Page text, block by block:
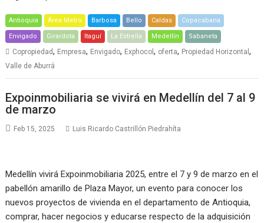
Antioquia Área Metro Barbosa Bello Caldas Copacabana
Envigado Girardota Itaguí La Estrella Medellín Sabaneta
Copropiedad, Empresa, Envigado, Exphocol, oferta, Propiedad Horizontal,
Valle de Aburrá
Expoinmobiliaria se vivirá en Medellín del 7 al 9
de marzo
Feb 15, 2025 Luis Ricardo Castrillón Piedrahíta
Medellín vivirá Expoinmobiliaria 2025, entre el 7 y 9 de marzo en el
pabellón amarillo de Plaza Mayor, un evento para conocer los
nuevos proyectos de vivienda en el departamento de Antioquia,
comprar, hacer negocios y educarse respecto de la adquisición